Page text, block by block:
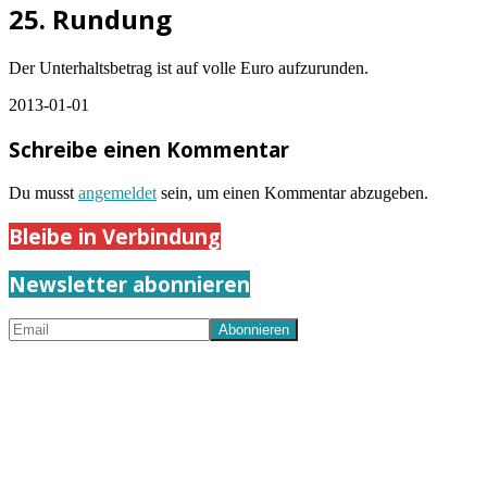
25. Rundung
Der Unterhaltsbetrag ist auf volle Euro aufzurunden.
2013-01-01
Schreibe einen Kommentar
Du musst angemeldet sein, um einen Kommentar abzugeben.
Bleibe in Verbindung
Newsletter abonnieren